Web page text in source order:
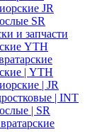
JR
SR
и запчасти
YTH
| YTH
| JR
| INT
| SR